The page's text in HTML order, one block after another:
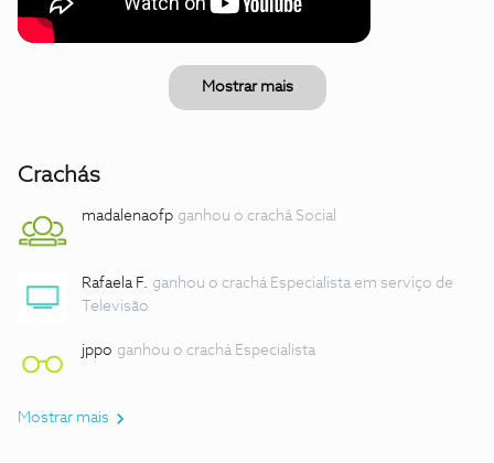
Mostrar mais
Crachás
madalenaofp ganhou o crachá Social
Rafaela F. ganhou o crachá Especialista em serviço de
Televisão
jppo ganhou o crachá Especialista
Mostrar mais